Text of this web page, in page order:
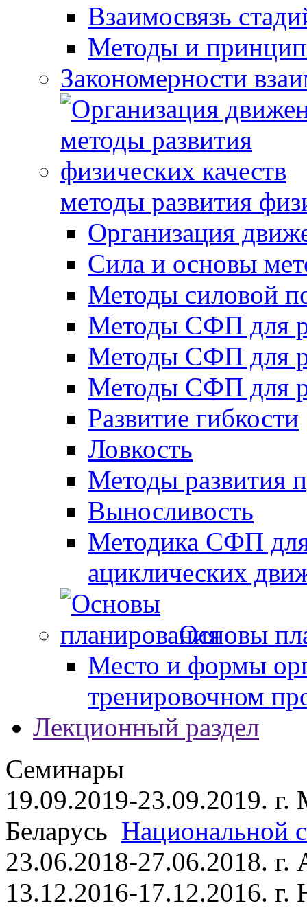
Взаимосвязь
Методы и
Закономерности
методы развития
Организация
Сила и основы
Методы силовой
Методы СФП для
Методы СФП для
Методы СФП для
Развитие гибкости
Ловкость
Методы развития
Выносливость
Методика СФП для
ациклических
Основы
Место и формы
тренировочном
Лекционный раздел
Семинары
19.09.2019-23.09.2019. г.
Беларусь Национальной
23.06.2018-27.06.2018.
13.12.2016-17.12.2016.